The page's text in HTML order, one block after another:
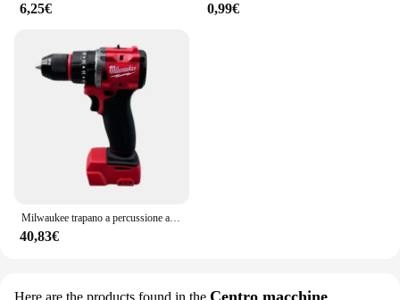
6,25€ 0,99€
Milwaukee trapano a percussione a batteria senza spazzole a velocità regolabile ad alta coppia LED luce di lavoro 18v utensili elettrici a batteria al litio
40,83€
Here are the products found in the